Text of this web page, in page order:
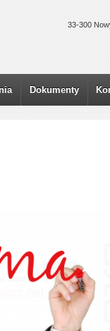
33-300
Dokumenty